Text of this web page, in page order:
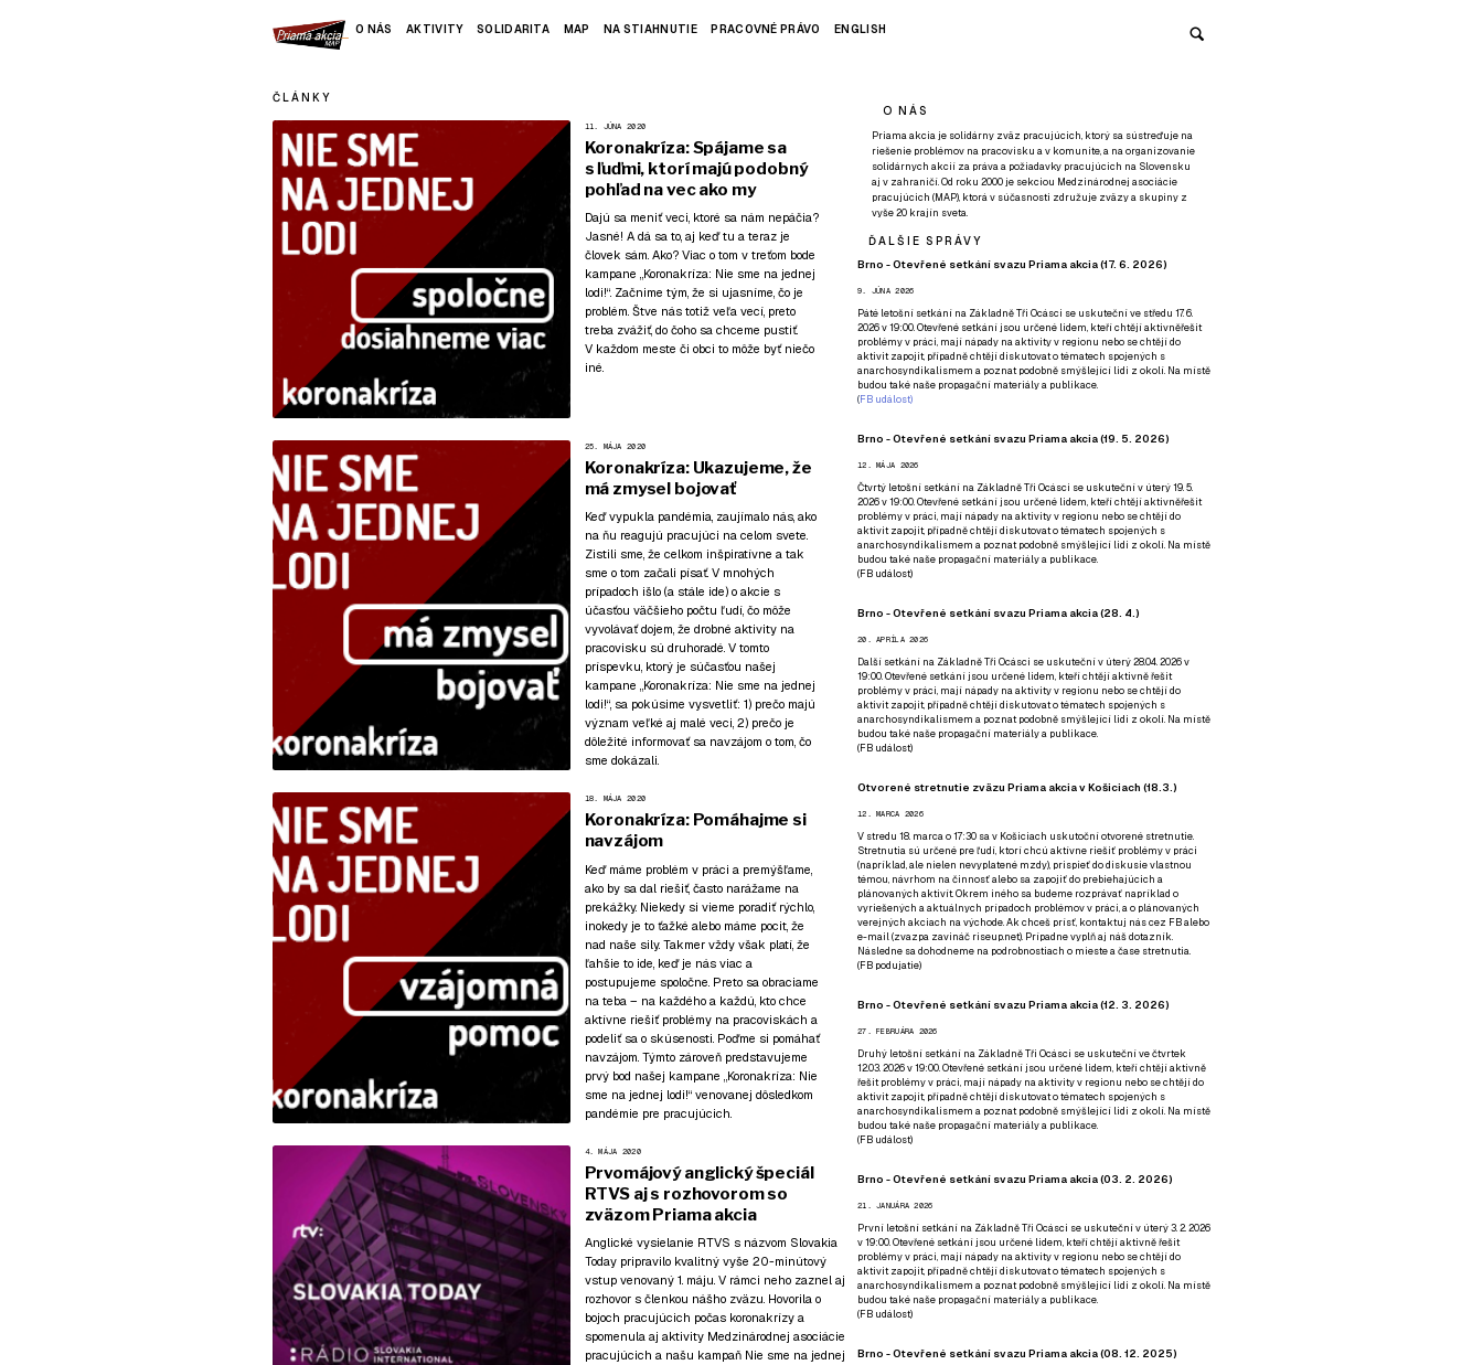
O NÁS AKTIVITY SOLIDARITA MAP NA STIAHNUTIE PRACOVNÉ PRÁVO ENGLISH
ČLÁNKY
11. JÚNA 2020
Koronakríza: Spájame sa
s ľuďmi, ktorí majú podobný
pohľad na vec ako my
Dajú sa meniť veci, ktoré sa nám nepáčia?
Jasné! A dá sa to, aj keď tu a teraz je
človek sám. Ako? Viac o tom v treťom bode
kampane „Koronakríza: Nie sme na jednej
lodi!“. Začnime tým, že si ujasníme, čo je
problém. Štve nás totiž veľa vecí, preto
treba zvážiť, do čoho sa chceme pustiť.
V každom meste či obci to môže byť niečo
iné.
25. MÁJA 2020
Koronakríza: Ukazujeme, že
má zmysel bojovať
Keď vypukla pandémia, zaujímalo nás, ako
na ňu reagujú pracujúci na celom svete.
Zistili sme, že celkom inšpiratívne a tak
sme o tom začali písať. V mnohých
prípadoch išlo (a stále ide) o akcie s
účasťou väčšieho počtu ľudí, čo môže
vyvolávať dojem, že drobné aktivity na
pracovisku sú druhoradé. V tomto
príspevku, ktorý je súčasťou našej
kampane „Koronakríza: Nie sme na jednej
lodi!“, sa pokúsime vysvetliť: 1) prečo majú
význam veľké aj malé veci, 2) prečo je
dôležité informovať sa navzájom o tom, čo
sme dokázali.
18. MÁJA 2020
Koronakríza: Pomáhajme si
navzájom
Keď máme problém v práci a premýšľame,
ako by sa dal riešiť, často narážame na
prekážky. Niekedy si vieme poradiť rýchlo,
inokedy je to ťažké alebo máme pocit, že
nad naše sily. Takmer vždy však platí, že
ľahšie to ide, keď je nás viac a
postupujeme spoločne. Preto sa obraciame
na teba – na každého a každú, kto chce
aktívne riešiť problémy na pracoviskách a
podeliť sa o skúsenosti. Poďme si pomáhať
navzájom. Týmto zároveň predstavujeme
prvý bod našej kampane „Koronakríza: Nie
sme na jednej lodi!“venovanej dôsledkom
pandémie pre pracujúcich.
4. MÁJA 2020
Prvomájový anglický špeciál
RTVS aj s rozhovorom so
zväzom Priama akcia
Anglické vysielanie RTVS s názvom Slovakia
Today pripravilo kvalitný vyše 20-minútový
vstup venovaný 1. máju. V rámci neho zaznel aj
rozhovor s členkou nášho zväzu. Hovorila o
bojoch pracujúcich počas koronakrízy a
spomenula aj aktivity Medzinárodnej asociácie
pracujúcich a našu kampaň Nie sme na jednej
O NÁS
Priama akcia je solidárny zväz pracujúcich, ktorý sa sústreďuje na
riešenie problémov na pracovisku a v komunite, a na organizovanie
solidárnych akcií za práva a požiadavky pracujúcich na Slovensku
aj v zahraničí. Od roku 2000 je sekciou Medzinárodnej asociácie
pracujúcich (MAP), ktorá v súčasnosti združuje zväzy a skupiny z
vyše 20 krajín sveta.
ĎALŠIE SPRÁVY
Brno - Otevřené setkání svazu Priama akcia (17. 6. 2026)
9. JÚNA 2026
Páté letošní setkání na Základně Tři Ocásci se uskuteční ve středu 17. 6.
2026 v 19:00. Otevřené setkání jsou určené lidem, kteří chtějí aktivněřešit
problémy v práci, mají nápady na aktivity v regionu nebo se chtějí do
aktivit zapojit, případně chtějí diskutovat o tématech spojených s
anarchosyndikalismem a poznat podobně smýšlející lidi z okolí. Na místě
budou také naše propagační materiály a publikace.
(FB událost)
Brno - Otevřené setkání svazu Priama akcia (19. 5. 2026)
12. MÁJA 2026
Čtvrtý letošní setkání na Základně Tři Ocásci se uskuteční v úterý 19. 5.
2026 v 19:00. Otevřené setkání jsou určené lidem, kteří chtějí aktivněřešit
problémy v práci, mají nápady na aktivity v regionu nebo se chtějí do
aktivit zapojit, případně chtějí diskutovat o tématech spojených s
anarchosyndikalismem a poznat podobně smýšlející lidi z okolí. Na místě
budou také naše propagační materiály a publikace.
(FB událost)
Brno - Otevřené setkání svazu Priama akcia (28. 4.)
20. APRÍLA 2026
Další setkání na Základně Tři Ocásci se uskuteční v úterý 28.04. 2026 v
19:00. Otevřené setkání jsou určené lidem, kteří chtějí aktivně řešit
problémy v práci, mají nápady na aktivity v regionu nebo se chtějí do
aktivit zapojit, případně chtějí diskutovat o tématech spojených s
anarchosyndikalismem a poznat podobně smýšlející lidi z okolí. Na místě
budou také naše propagační materiály a publikace.
(FB událost)
Otvorené stretnutie zväzu Priama akcia v Košiciach (18.3.)
12. MARCA 2026
V stredu 18. marca o 17:30 sa v Košiciach uskutoční otvorené stretnutie.
Stretnutia sú určené pre ľudí, ktorí chcú aktívne riešiť problémy v práci
(napríklad, ale nielen nevyplatené mzdy), prispieť do diskusie vlastnou
témou, návrhom na činnosť alebo sa zapojiť do prebiehajúcich a
plánovaných aktivít. Okrem iného sa budeme rozprávať napríklad o
vyriešených a aktuálnych prípadoch problémov v práci, a o plánovaných
verejných akciach na východe. Ak chceš prísť, kontaktuj nás cez FBalebo
e-mail (zvazpa zavináč riseup.net). Prípadnevyplň aj náš dotazník.
Následne sa dohodneme na podrobnostiach o mieste a čase stretnutia.
(FB podujatie)
Brno - Otevřené setkání svazu Priama akcia (12. 3. 2026)
27. FEBRUÁRA 2026
Druhý letošní setkání na Základně Tři Ocásci se uskuteční ve čtvrtek
12.03. 2026 v 19:00. Otevřené setkání jsou určené lidem, kteří chtějí aktivně
řešit problémy v práci, mají nápady na aktivity v regionu nebo se chtějí do
aktivit zapojit, případně chtějí diskutovat o tématech spojených s
anarchosyndikalismem a poznat podobně smýšlející lidi z okolí. Na místě
budou také naše propagační materiály a publikace.
(FB událost)
Brno - Otevřené setkání svazu Priama akcia (03. 2. 2026)
21. JANUÁRA 2026
První letošní setkání na Základně Tři Ocásci se uskuteční v úterý 3. 2. 2026
v 19:00. Otevřené setkání jsou určené lidem, kteří chtějí aktivně řešit
problémy v práci, mají nápady na aktivity v regionu nebo se chtějí do
aktivit zapojit, případně chtějí diskutovat o tématech spojených s
anarchosyndikalismem a poznat podobně smýšlející lidi z okolí. Na místě
budou také naše propagační materiály a publikace.
(FB událost)
Brno - Otevřené setkání svazu Priama akcia (08. 12. 2025)